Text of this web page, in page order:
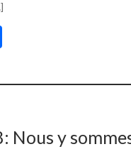
ta
erNous y